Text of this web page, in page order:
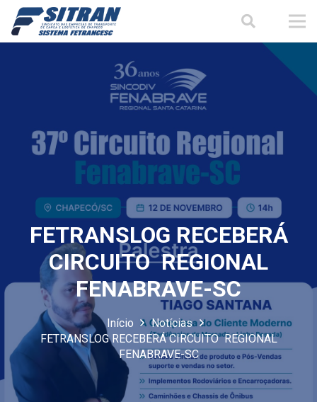
FETRANSLOG RECEBERÁ
CIRCUITO REGIONAL
FENABRAVE-SC
Início
Notícias
FETRANSLOG RECEBERÁ CIRCUITO REGIONAL
FENABRAVE-SC